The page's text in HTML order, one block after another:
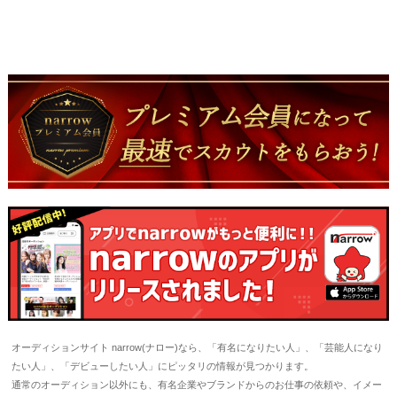
オーディションサイト narrow(ナロー)なら、「有名になりたい人」、「芸能人になり
たい人」、「デビューしたい人」にピッタリの情報が見つかります。
通常のオーディション以外にも、有名企業やブランドからのお仕事の依頼や、イメー